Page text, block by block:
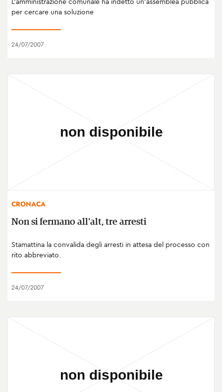
per cercare una soluzione
24/07/2007
CRONACA
Non si fermano all'alt, tre arresti
Stamattina la convalida degli arresti in attesa del processo con
rito abbreviato.
24/07/2007